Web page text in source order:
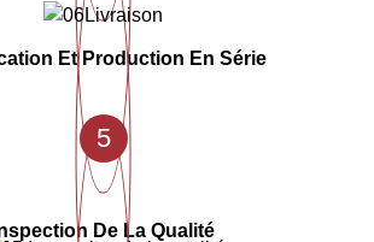
Et Production En Série
5
De La Qualité